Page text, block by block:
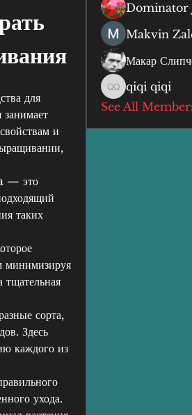
для
и
— это
таких
минимизируя
сорта,
Здесь
каждого из
ухода.
Dominator
Makvin
Макар
qiqi qiqi
qiqi qiqi
See All